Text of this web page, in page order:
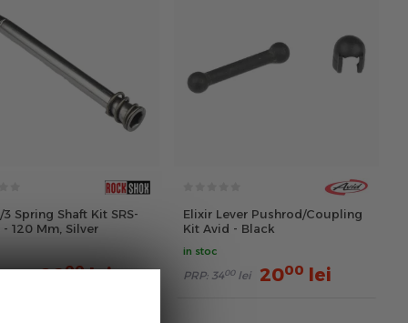
Spring Shaft Kit SRS-
- 120 Mm, Silver
00 2000 lei
Elixir Lever Pushrod/Coupling
Kit Avid - Black
in stoc
PRP: 3400 lei 2000 lei